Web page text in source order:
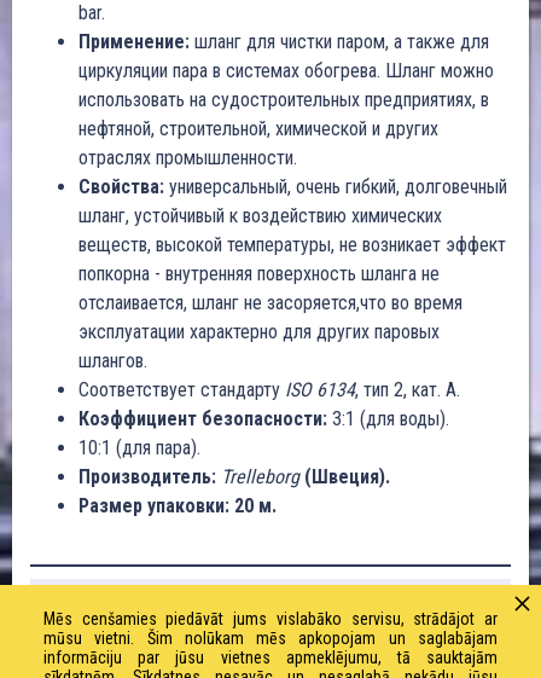
bar.
Применение: шланг для чистки паром, а также для
циркуляции пара в системах обогрева. Шланг можно
использовать на судостроительных предприятиях, в
нефтяной, строительной, химической и других
отраслях промышленности.
Свойства: универсальный, очень гибкий, долговечный
шланг, устойчивый к воздействию химических
веществ, высокой температуры, не возникает эффект
попкорна - внутренняя поверхность шланга не
отслаивается, шланг не засоряется,что во время
эксплуатации характерно для других паровых
шлангов.
Соответствует стандарту ISO 6134, тип 2, кат. A.
Коэффициент безопасности: 3:1 (для воды).
10:1 (для пара).
Производитель: Trelleborg(Швеция).
Размер упаковки: 20 м.
Наружный диаметр: 69 мм
Mēs cenšamies piedāvāt jums vislabāko servisu, strādājot ar
mūsu vietni. Šim nolūkam mēs apkopojam un saglabājam
informāciju par jūsu vietnes apmeklējumu, tā sauktajām